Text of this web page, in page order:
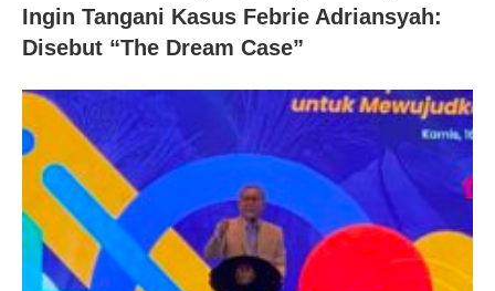
Ingin Tangani Kasus Febrie Adriansyah:
Disebut “The Dream Case”